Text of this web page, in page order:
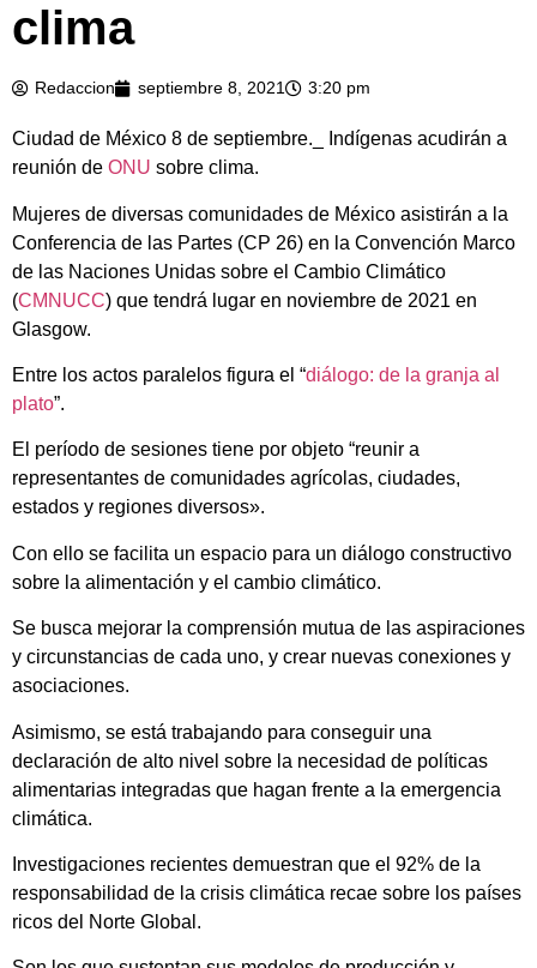
clima
Redaccion septiembre 8, 2021 3:20 pm
Ciudad de México 8 de septiembre._ Indígenas acudirán a
reunión de ONU sobre clima.
Mujeres de diversas comunidades de México asistirán a la
Conferencia de las Partes (CP 26) en la Convención Marco
de las Naciones Unidas sobre el Cambio Climático
(CMNUCC) que tendrá lugar en noviembre de 2021 en
Glasgow.
Entre los actos paralelos figura el “diálogo: de la granja al
plato”.
El período de sesiones tiene por objeto “reunir a
representantes de comunidades agrícolas, ciudades,
estados y regiones diversos».
Con ello se facilita un espacio para un diálogo constructivo
sobre la alimentación y el cambio climático.
Se busca mejorar la comprensión mutua de las aspiraciones
y circunstancias de cada uno, y crear nuevas conexiones y
asociaciones.
Asimismo, se está trabajando para conseguir una
declaración de alto nivel sobre la necesidad de políticas
alimentarias integradas que hagan frente a la emergencia
climática.
Investigaciones recientes demuestran que el 92% de la
responsabilidad de la crisis climática recae sobre los países
ricos del Norte Global.